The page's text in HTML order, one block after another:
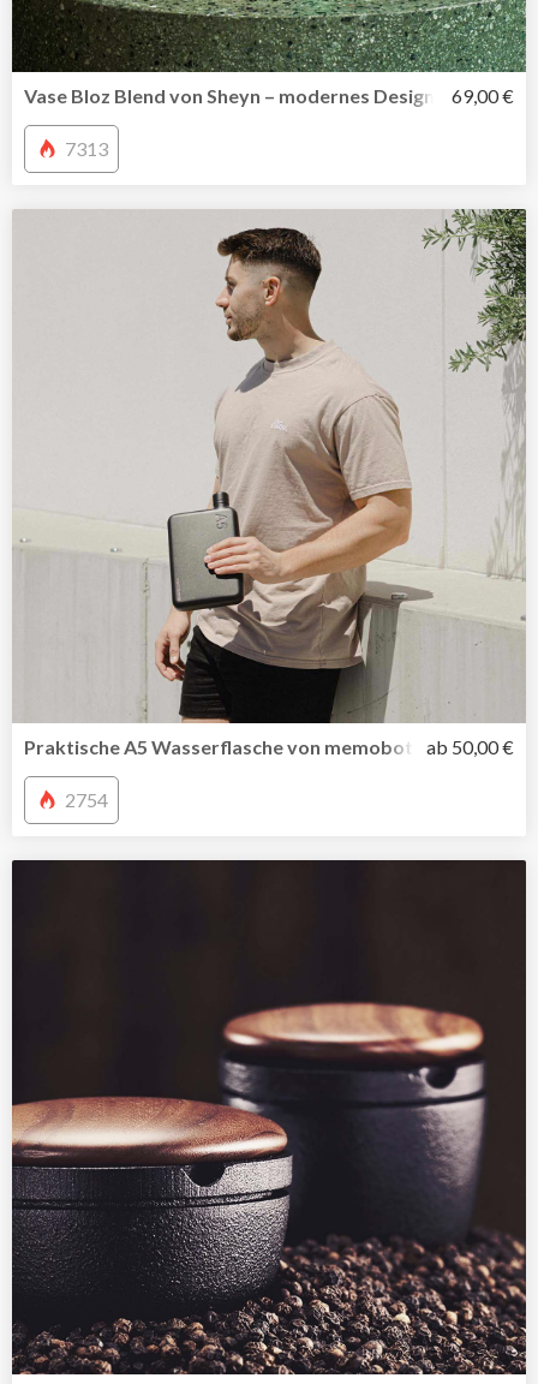
Vase Bloz Blend von Sheyn – modernes Design digital
69,00 €
7313
Praktische A5 Wasserflasche von memobottle jetzt auch
ab 50,00 €
2754